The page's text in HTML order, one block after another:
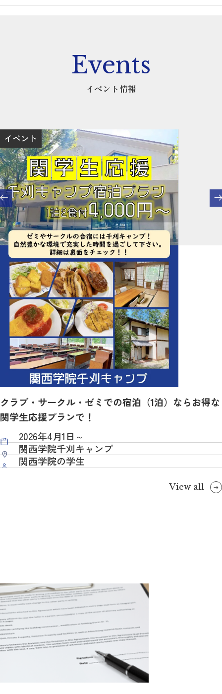
Events
イベント情報
クラブ・サークル・ゼミでの宿泊（1泊）ならお得な
関学生応援プランで！
イベント
2026年4月1日～
関西学院千刈キャンプ
関西学院の学生
View all